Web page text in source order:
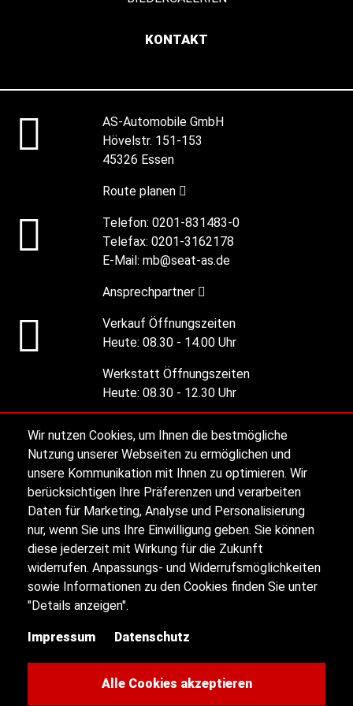
Wir nutzen Cookies, um Ihnen die bestmögliche
Nutzung unserer Webseiten zu ermöglichen und
unsere Kommunikation mit Ihnen zu optimieren. Wir
berücksichtigen Ihre Präferenzen und verarbeiten
Daten für Marketing, Analyse und Personalisierung
nur, wenn Sie uns Ihre Einwilligung geben. Sie können
diese jederzeit mit Wirkung für die Zukunft
widerrufen. Anpassungs- und Widerrufsmöglichkeiten
sowie Informationen zu den Cookies finden Sie unter
"Details anzeigen".
Impressum Datenschutz
Alle Cookies akzeptieren
KONTAKT
AS-Automobile GmbH
Hövelstr. 151-153
45326 Essen
Route planen
Telefon: 0201-831483-0
Telefax: 0201-3162178
E-Mail: mb@seat-as.de
Ansprechpartner
Verkauf Öffnungszeiten
Heute: 08.30 - 14.00 Uhr
Werkstatt Öffnungszeiten
Heute: 08.30 - 12.30 Uhr
Alle Öffnungszeiten
Impressum
Datenschutz
Sitemap
Kontakt
Cookie-Einstellungen